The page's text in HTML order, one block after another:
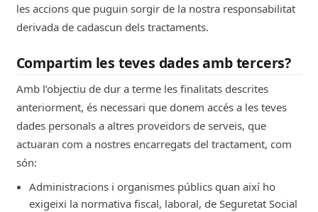
les accions que puguin sorgir de la nostra responsabilitat
derivada de cadascun dels tractaments.
Compartim les teves dades amb tercers?
Amb l’objectiu de dur a terme les finalitats descrites
anteriorment, és necessari que donem accés a les teves
dades personals a altres proveïdors de serveis, que
actuaran com a nostres encarregats del tractament, com
són:
Administracions i organismes públics quan així ho
exigeixi la normativa fiscal, laboral, de Seguretat Social